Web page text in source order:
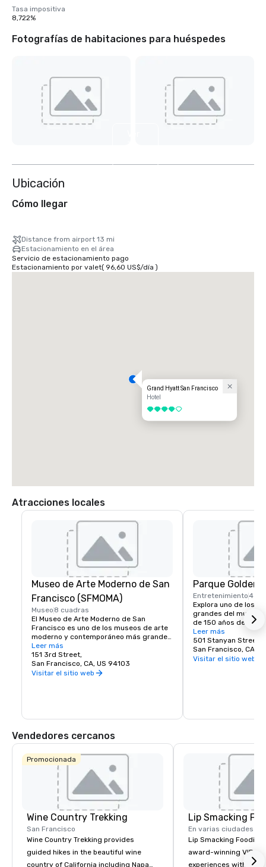
Tasa impositiva
8,722%
Fotografías de habitaciones para huéspedes
Ubicación
Cómo llegar
Distance from airport 13 mi
Estacionamiento en el área
Servicio de estacionamiento pago
Estacionamiento por valet( 96,60 US$/día )
Grand Hyatt San Francisco
Hotel
4 de 5
Atracciones locales
Museo de Arte Moderno de San
Francisco (SFMOMA)
Museo 8 cuadras
El Museo de Arte Moderno de San
Francisco es uno de los museos de arte
moderno y contemporáneo más grandes
de los Estados Unidos y un próspero
centro cultural del Área de la Bahía.
Abarca siete pisos y tiene una cafetería
y una librería en el lugar. La colección
especiales.
Leer más
151 3rd Street,
San Francisco, CA, US 94103
Visitar el sitio web
Parque Golden
Entretenimiento4 mi
Explora uno de los
grandes del mundo.
de 150 años de
grande que el
de Nueva York y,
él está cerrado a los
lugar seguro para
Leer más
501 Stanyan Street
San Francisco, CA,
Visitar el sitio web
Vendedores cercanos
Promocionada
Wine Country Trekking
San Francisco
Wine Country Trekking provides
guided hikes in the beautiful wine
country of California including Napa
Lip Smacking
En varias ciudades
Lip Smacking Foodie
award-winning VIP
experiences with